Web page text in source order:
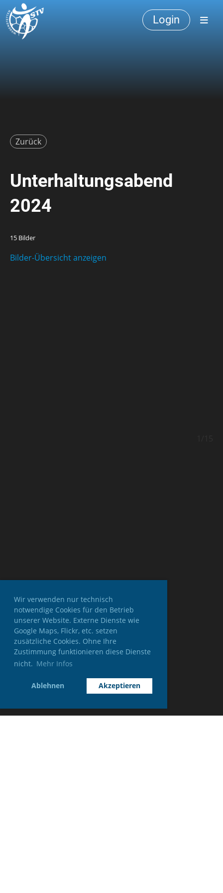
Wir verwenden nur technisch
notwendige Cookies für den Betrieb
unserer Website. Externe Dienste wie
Google Maps, Flickr, etc. setzen
zusätzliche Cookies. Ohne Ihre
Zustimmung funktionieren diese Dienste
nicht. Mehr Infos
Ablehnen Akzeptieren
Login
Zurück
Unterhaltungsabend
2024
15 Bilder
Bilder-Übersicht anzeigen